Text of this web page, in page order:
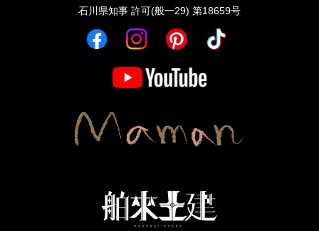
石川県知事 許可(般一29) 第18659号